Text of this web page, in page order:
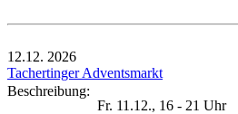
12.12. 2026
Tachertinger Adventsmarkt
Beschreibung:
Fr. 11.12., 16 - 21 Uhr